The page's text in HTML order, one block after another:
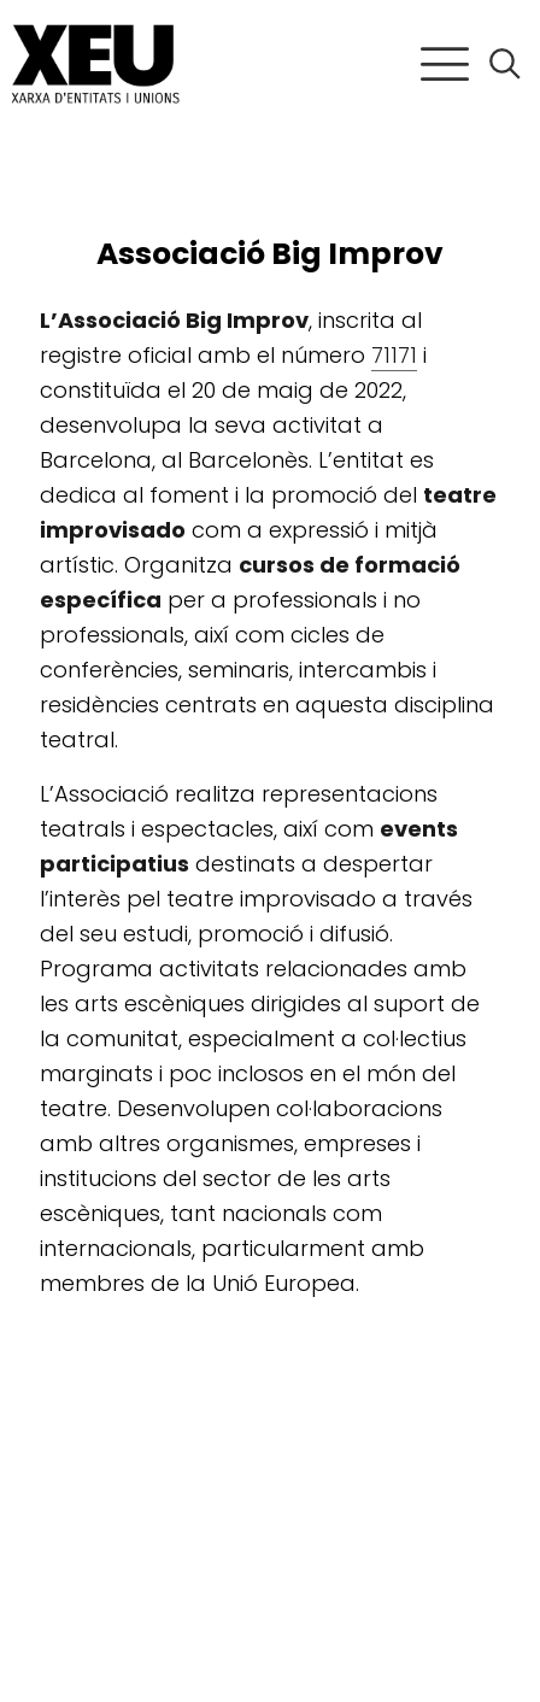
Associació Big Improv
L’Associació Big Improv, inscrita al
registre oficial amb el número 71171 i
constituïda el 20 de maig de 2022,
desenvolupa la seva activitat a
Barcelona, al Barcelonès. L’entitat es
dedica al foment i la promoció del teatre
improvisado com a expressió i mitjà
artístic. Organitza cursos de formació
específica per a professionals i no
professionals, així com cicles de
conferències, seminaris, intercambis i
residències centrats en aquesta disciplina
teatral.
L’Associació realitza representacions
teatrals i espectacles, així com events
participatius destinats a despertar
l’interès pel teatre improvisado a través
del seu estudi, promoció i difusió.
Programa activitats relacionades amb
les arts escèniques dirigides al suport de
la comunitat, especialment a col·lectius
marginats i poc inclosos en el món del
teatre. Desenvolupen col·laboracions
amb altres organismes, empreses i
institucions del sector de les arts
escèniques, tant nacionals com
internacionals, particularment amb
membres de la Unió Europea.